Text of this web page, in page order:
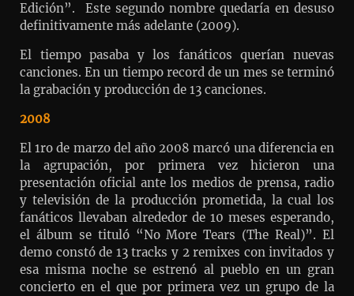
Edición”. Este segundo nombre quedaría en desuso
definitivamente más adelante (2009).
El tiempo pasaba y los fanáticos querían nuevas
canciones. En un tiempo record de un mes se terminó
la grabación y producción de 13 canciones.
2008
El 1ro de marzo del año 2008 marcó una diferencia en
la agrupación, por primera vez hicieron una
presentación oficial ante los medios de prensa, radio
y televisión de la producción prometida, la cual los
fanáticos llevaban alrededor de 10 meses esperando,
el álbum se tituló “No More Tears (The Real)”. El
demo constó de 13 tracks y 2 remixes con invitados y
esa misma noche se estrenó al pueblo en un gran
concierto en el que por primera vez un grupo de la